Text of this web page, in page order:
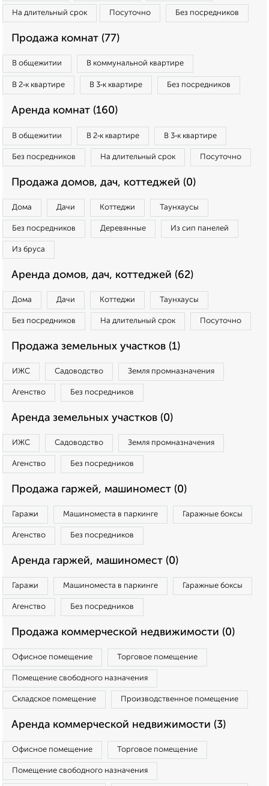
На длительный срок Посуточно Без посредников
Продажа комнат (77)
В общежитии В коммунальной квартире
В 2‑к квартире В 3‑к квартире Без посредников
Аренда комнат (160)
В общежитии В 2‑к квартире В 3‑к квартире
Без посредников На длительный срок Посуточно
Продажа домов, дач, коттеджей (0)
Дома Дачи Коттеджи Таунхаусы
Без посредников Деревянные Из сип панелей
Из бруса
Аренда домов, дач, коттеджей (62)
Дома Дачи Коттеджи Таунхаусы
Без посредников На длительный срок Посуточно
Продажа земельных участков (1)
ИЖС Садоводство Земля промназначения
Агенство Без посредников
Аренда земельных участков (0)
ИЖС Садоводство Земля промназначения
Агенство Без посредников
Продажа гаржей, машиномест (0)
Гаражи Машиноместа в паркинге Гаражные боксы
Агенство Без посредников
Аренда гаржей, машиномест (0)
Гаражи Машиноместа в паркинге Гаражные боксы
Агенство Без посредников
Продажа коммерческой недвижимости (0)
Офисное помещение Торговое помещение
Помещение свободного назначения
Складское помещение Производственное помещение
Аренда коммерческой недвижимости (3)
Офисное помещение Торговое помещение
Помещение свободного назначения